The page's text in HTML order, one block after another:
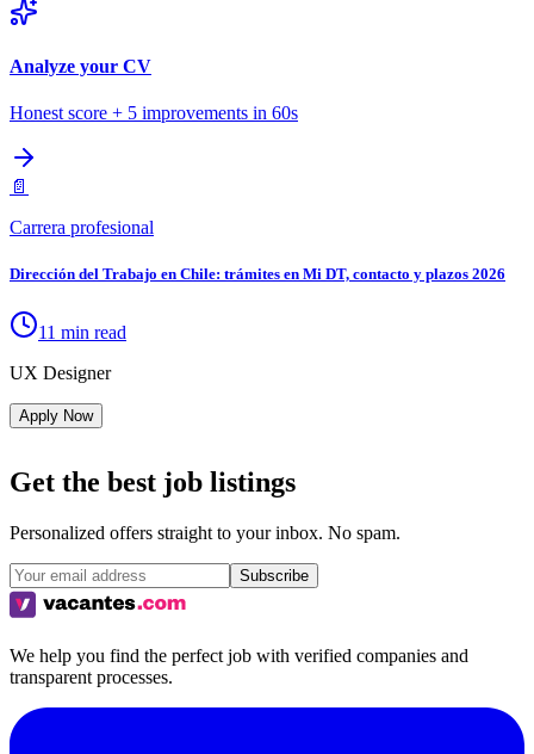
Analyze your CV
Honest score + 5 improvements in 60s
📄
Carrera profesional
Dirección del Trabajo en Chile: trámites en Mi DT, contacto y plazos 2026
11 min read
UX Designer
Apply Now
Get the best job listings
Personalized offers straight to your inbox. No spam.
Subscribe
We help you find the perfect job with verified companies and
transparent processes.